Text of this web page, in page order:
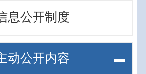
息公开制度
动公开内容